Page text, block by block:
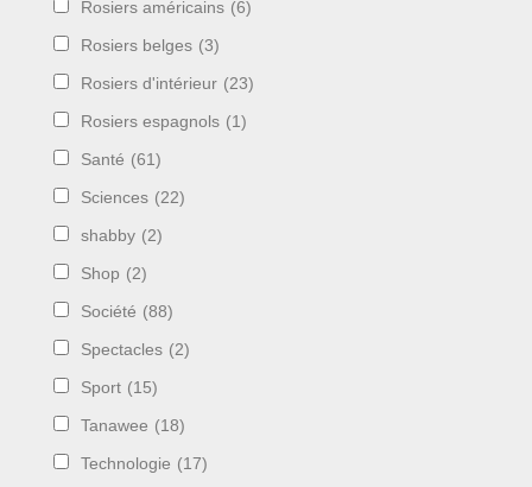
Rosiers américains (6)
Rosiers belges (3)
Rosiers d'intérieur (23)
Rosiers espagnols (1)
Santé (61)
Sciences (22)
shabby (2)
Shop (2)
Société (88)
Spectacles (2)
Sport (15)
Tanawee (18)
Technologie (17)